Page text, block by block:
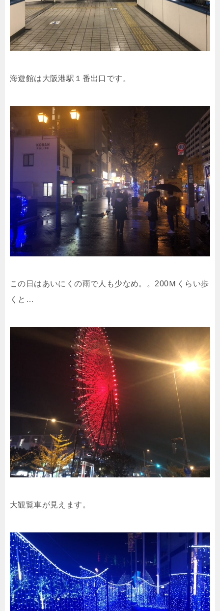
海遊館は大阪港駅１番出口です。
この日はあいにくの雨で人も少なめ。。200Ｍくらい歩
くと…
大観覧車が見えます。